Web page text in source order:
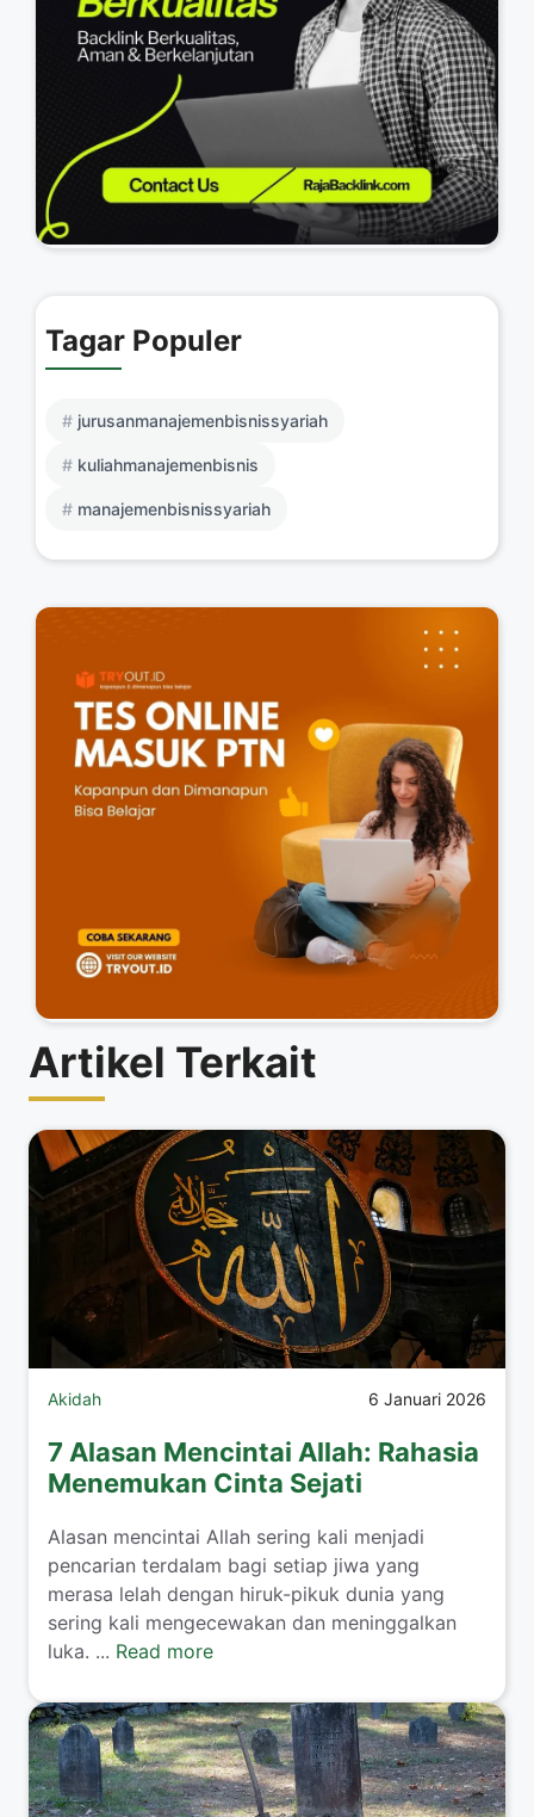
Tagar Populer
jurusanmanajemenbisnissyariah
kuliahmanajemenbisnis
manajemenbisnissyariah
Artikel Terkait
Akidah 6 Januari 2026
7 Alasan Mencintai Allah: Rahasia
Menemukan Cinta Sejati
Alasan mencintai Allah sering kali menjadi
pencarian terdalam bagi setiap jiwa yang
merasa lelah dengan hiruk-pikuk dunia yang
sering kali mengecewakan dan meninggalkan
luka. ... Read more